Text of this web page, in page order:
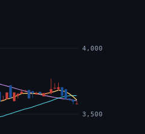
3,500
4,000